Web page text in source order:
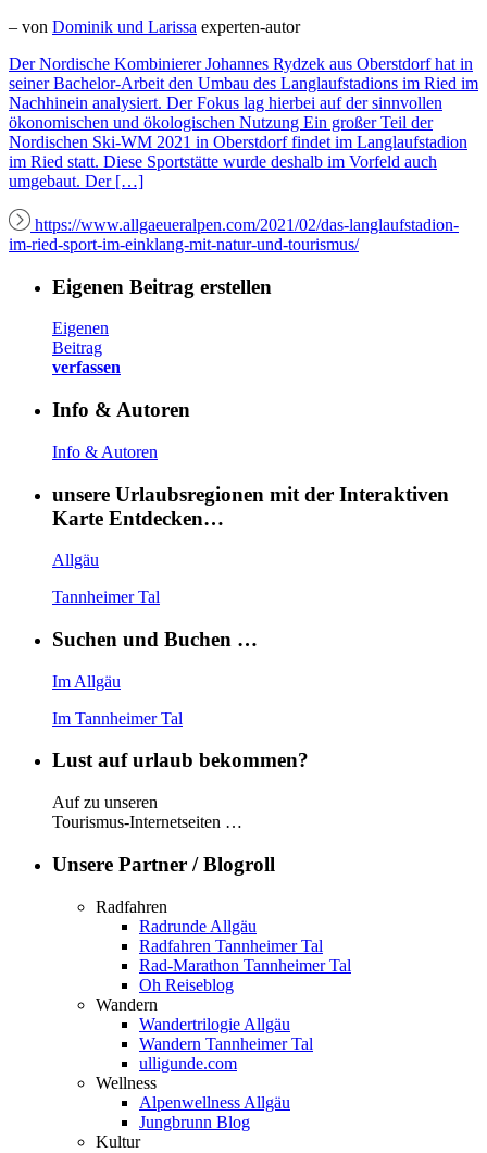
– von Dominik und Larissa experten-autor
Der Nordische Kombinierer Johannes Rydzek aus Oberstdorf hat in
seiner Bachelor-Arbeit den Umbau des Langlaufstadions im Ried im
Nachhinein analysiert. Der Fokus lag hierbei auf der sinnvollen
ökonomischen und ökologischen Nutzung Ein großer Teil der
Nordischen Ski-WM 2021 in Oberstdorf findet im Langlaufstadion
im Ried statt. Diese Sportstätte wurde deshalb im Vorfeld auch
umgebaut. Der […]
https://www.allgaeueralpen.com/2021/02/das-langlaufstadion-
im-ried-sport-im-einklang-mit-natur-und-tourismus/
Eigenen Beitrag erstellen
Eigenen
Beitrag
verfassen
Info & Autoren
Info & Autoren
unsere Urlaubsregionen mit der Interaktiven
Karte Entdecken…
Allgäu
Tannheimer Tal
Suchen und Buchen …
Im Allgäu
Im Tannheimer Tal
Lust auf urlaub bekommen?
Auf zu unseren
Tourismus-Internetseiten …
Unsere Partner / Blogroll
Radfahren
Radrunde Allgäu
Radfahren Tannheimer Tal
Rad-Marathon Tannheimer Tal
Oh Reiseblog
Wandern
Wandertrilogie Allgäu
Wandern Tannheimer Tal
ulligunde.com
Wellness
Alpenwellness Allgäu
Jungbrunn Blog
Kultur